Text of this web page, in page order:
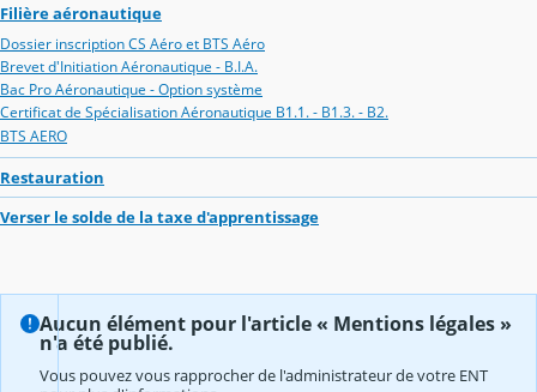
Filière aéronautique
Dossier inscription CS Aéro et BTS Aéro
Brevet d'Initiation Aéronautique - B.I.A.
Bac Pro Aéronautique - Option système
Certificat de Spécialisation Aéronautique B1.1. - B1.3. - B2.
BTS AERO
Restauration
Verser le solde de la taxe d'apprentissage
Aucun élément pour l'article « Mentions légales »
n'a été publié.
Vous pouvez vous rapprocher de l'administrateur de votre ENT